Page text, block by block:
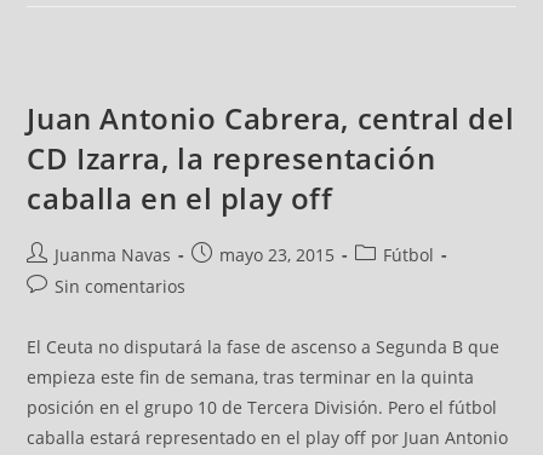
Juan Antonio Cabrera, central del
CD Izarra, la representación
caballa en el play off
Juanma Navas mayo 23, 2015
Fútbol
Sin comentarios
El Ceuta no disputará la fase de ascenso a Segunda B que
empieza este fin de semana, tras terminar en la quinta
posición en el grupo 10 de Tercera División. Pero el fútbol
caballa estará representado en el play off por Juan Antonio